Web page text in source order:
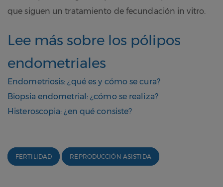
que siguen un tratamiento de fecundación in vitro.
Lee más sobre los pólipos
endometriales
Endometriosis: ¿qué es y cómo se cura?
Biopsia endometrial: ¿cómo se realiza?
Histeroscopia: ¿en qué consiste?
FERTILIDAD REPRODUCCIÓN ASISTIDA